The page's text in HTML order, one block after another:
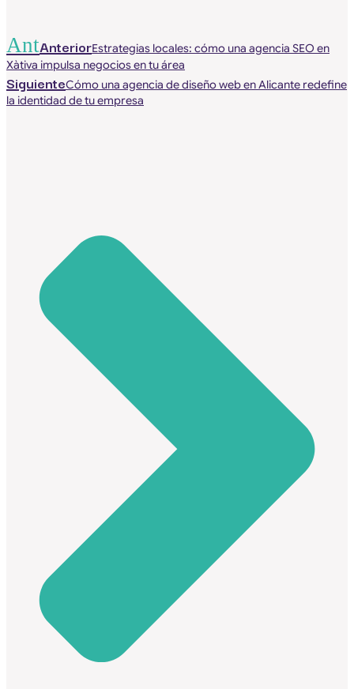
AntAnteriorEstrategias locales: cómo una agencia SEO en
Xàtiva impulsa negocios en tu área
SiguienteCómo una agencia de diseño web en Alicante redefine
la identidad de tu empresa